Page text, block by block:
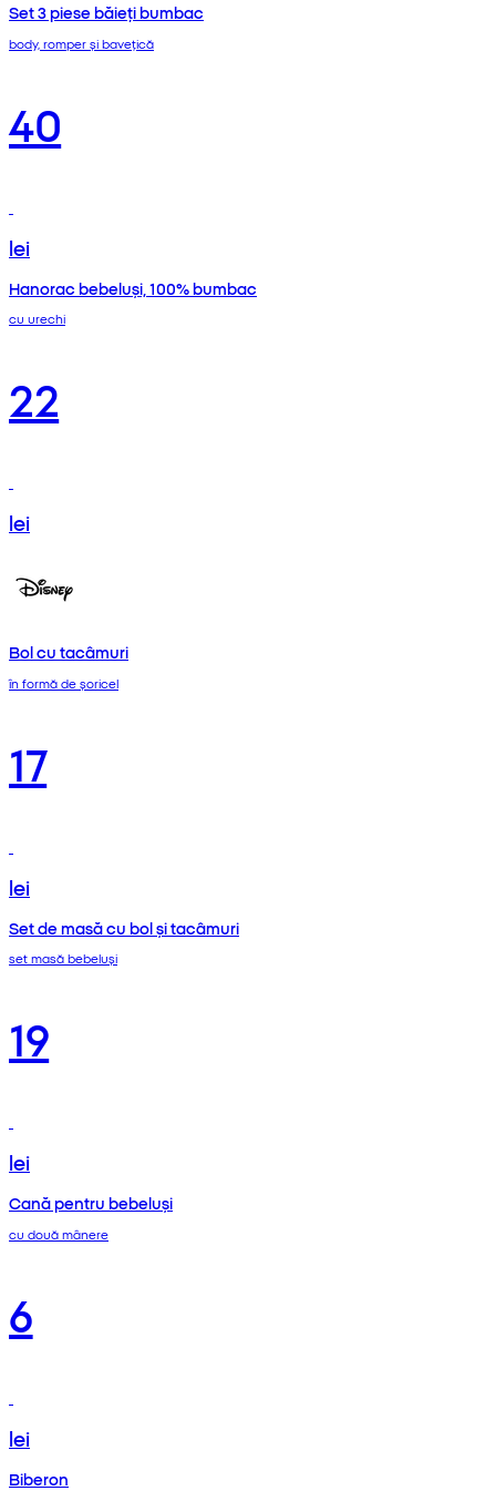
Set 3 piese băieți bumbac
body, romper și bavețică
40
lei
Hanorac bebeluși, 100% bumbac
cu urechi
22
lei
Bol cu tacâmuri
în formă de șoricel
17
lei
Set de masă cu bol și tacâmuri
set masă bebeluși
19
lei
Cană pentru bebeluși
cu două mânere
6
lei
Biberon